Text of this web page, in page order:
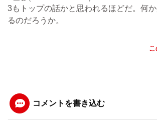
3もトップの話かと思われるほどだ。何
るのだろうか。
コメントを書き込む